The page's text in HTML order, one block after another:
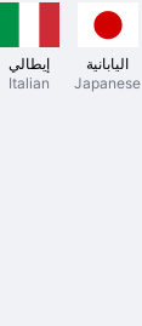
اليابانية
Japanese
إيطالي
Italian